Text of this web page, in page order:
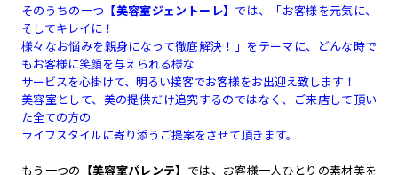
そのうちの一つ 【美容室ジェントーレ】 では、「お客様を元気に、
そしてキレイに！
様々なお悩みを親身になって徹底解決！」をテーマに、どんな時で
もお客様に笑顔を与えられる様な
サービスを心掛けて、明るい接客でお客様をお出迎え致します！
美容室として、美の提供だけ追究するのではなく、ご来店して頂い
た全ての方の
ライフスタイルに寄り添うご提案をさせて頂きます。
もう一つの 【美容室パレンテ】 では、お客様一人ひとりの素材美を